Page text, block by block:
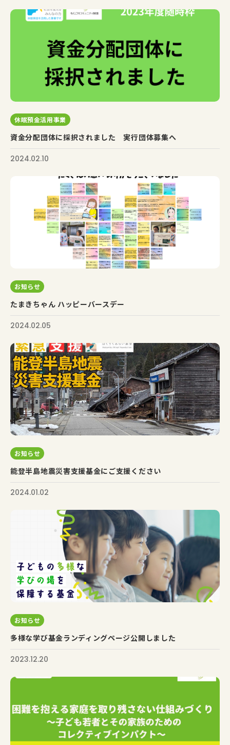
休眠預金活用事業
資金分配団体に採択されました 実行団体募集へ
2024.02.10
お知らせ
たまきちゃん ハッピーバースデー
2024.02.05
お知らせ
能登半島地震災害支援基金にご支援ください
2024.01.02
お知らせ
多様な学び基金ランディングページ公開しました
2023.12.20